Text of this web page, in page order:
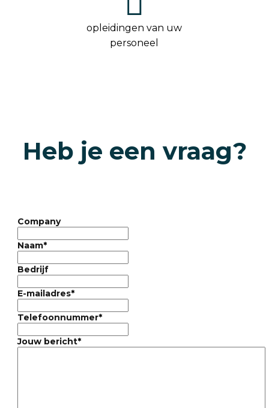
opleidingen van uw
personeel
Heb je een vraag?
Company
Naam*
Bedrijf
E-mailadres*
Telefoonnummer*
Jouw bericht*